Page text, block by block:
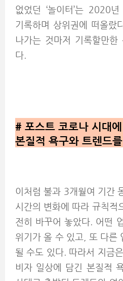
없었던 ‘놀이터’는 2020
기록하며 상위권에 떠올랐
나가는 것마저 기록할만한
다.
# 포스트 코로나 시대
본질적 욕구와 트렌드
이처럼 불과 3개월여 기간
시간의 변화에 따라 규칙적
전히 바꾸어 놓았다. 어떤
위기가 올 수 있고, 또 다른
될 수도 있다. 따라서 지금
비자 일상에 담긴 본질적